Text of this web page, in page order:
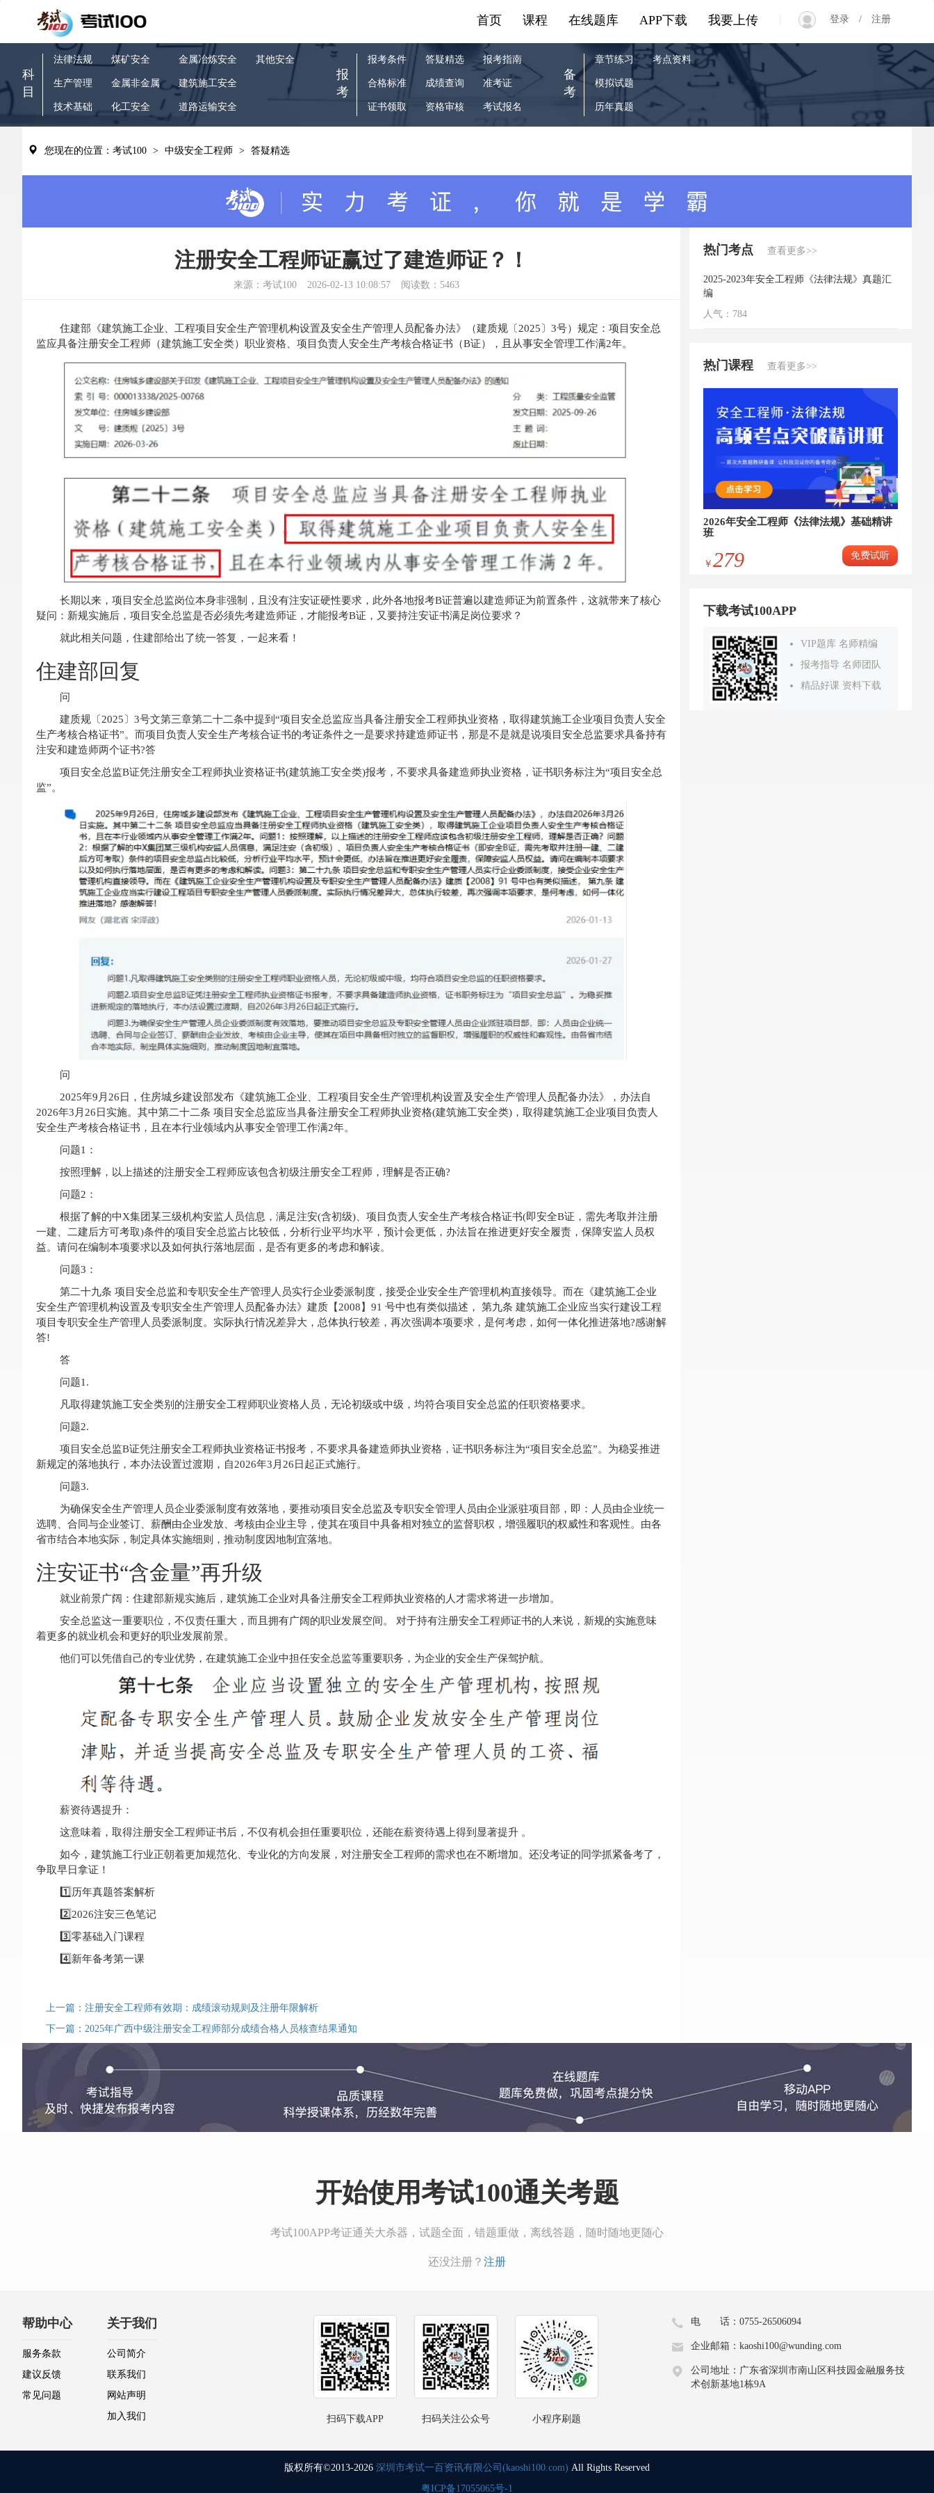
登录 / 注册
我要上传
APP下载
在线题库
课程
首页
科
目
法律法规
生产管理
技术基础
煤矿安全
金属非金属
化工安全
金属冶炼安全
建筑施工安全
道路运输安全
其他安全
报
考
报考条件
合格标准
证书领取
答疑精选
成绩查询
资格审核
报考指南
准考证
考试报名
备
考
章节练习
模拟试题
历年真题
考点资料
您现在的位置：考试100 > 中级安全工程师 > 答疑精选
注册安全工程师证赢过了建造师证？！
来源：考试100 2026-02-13 10:08:57 阅读数：5463
住建部《建筑施工企业、工程项目安全生产管理机构设置及安全生产管理人员配备办法》（建质规〔2025〕3号）规定：项目安全总
监应具备注册安全工程师（建筑施工安全类）职业资格、项目负责人安全生产考核合格证书（B证），且从事安全管理工作满2年。
长期以来，项目安全总监岗位本身非强制，且没有注安证硬性要求，此外各地报考B证普遍以建造师证为前置条件，这就带来了核心
疑问：新规实施后，项目安全总监是否必须先考建造师证，才能报考B证，又要持注安证书满足岗位要求？
就此相关问题，住建部给出了统一答复，一起来看！
住建部回复
问
建质规〔2025〕3号文第三章第二十二条中提到“项目安全总监应当具备注册安全工程师执业资格，取得建筑施工企业项目负责人安全
生产考核合格证书”。而项目负责人安全生产考核合证书的考证条件之一是要求持建造师证书，那是不是就是说项目安全总监要求具备持有
注安和建造师两个证书?答
项目安全总监B证凭注册安全工程师执业资格证书(建筑施工安全类)报考，不要求具备建造师执业资格，证书职务标注为“项目安全总
监”。
问
2025年9月26日，住房城乡建设部发布《建筑施工企业、工程项目安全生产管理机构设置及安全生产管理人员配备办法》，办法自
2026年3月26日实施。其中第二十二条 项目安全总监应当具备注册安全工程师执业资格(建筑施工安全类)，取得建筑施工企业项目负责人
安全生产考核合格证书，且在本行业领域内从事安全管理工作满2年。
问题1：
按照理解，以上描述的注册安全工程师应该包含初级注册安全工程师，理解是否正确?
问题2：
根据了解的中X集团某三级机构安监人员信息，满足注安(含初级)、项目负责人安全生产考核合格证书(即安全B证，需先考取并注册
一建、二建后方可考取)条件的项目安全总监占比较低，分析行业平均水平，预计会更低，办法旨在推进更好安全履责，保障安监人员权
益。请问在编制本项要求以及如何执行落地层面，是否有更多的考虑和解读。
问题3：
第二十九条 项目安全总监和专职安全生产管理人员实行企业委派制度，接受企业安全生产管理机构直接领导。而在《建筑施工企业
安全生产管理机构设置及专职安全生产管理人员配备办法》建质【2008】91 号中也有类似描述， 第九条 建筑施工企业应当实行建设工程
项目专职安全生产管理人员委派制度。实际执行情况差异大，总体执行较差，再次强调本项要求，是何考虑，如何一体化推进落地?感谢解
答!
答
问题1.
凡取得建筑施工安全类别的注册安全工程师职业资格人员，无论初级或中级，均符合项目安全总监的任职资格要求。
问题2.
项目安全总监B证凭注册安全工程师执业资格证书报考，不要求具备建造师执业资格，证书职务标注为“项目安全总监”。为稳妥推进
新规定的落地执行，本办法设置过渡期，自2026年3月26日起正式施行。
问题3.
为确保安全生产管理人员企业委派制度有效落地，要推动项目安全总监及专职安全管理人员由企业派驻项目部，即：人员由企业统一
选聘、合同与企业签订、薪酬由企业发放、考核由企业主导，使其在项目中具备相对独立的监督职权，增强履职的权威性和客观性。由各
省市结合本地实际，制定具体实施细则，推动制度因地制宜落地。
注安证书“含金量”再升级
就业前景广阔：住建部新规实施后，建筑施工企业对具备注册安全工程师执业资格的人才需求将进一步增加。
安全总监这一重要职位，不仅责任重大，而且拥有广阔的职业发展空间。 对于持有注册安全工程师证书的人来说，新规的实施意味
着更多的就业机会和更好的职业发展前景。
他们可以凭借自己的专业优势，在建筑施工企业中担任安全总监等重要职务，为企业的安全生产保驾护航。
薪资待遇提升：
这意味着，取得注册安全工程师证书后，不仅有机会担任重要职位，还能在薪资待遇上得到显著提升 。
如今，建筑施工行业正朝着更加规范化、专业化的方向发展，对注册安全工程师的需求也在不断增加。还没考证的同学抓紧备考了，
争取早日拿证！
1️⃣历年真题答案解析
2️⃣2026注安三色笔记
3️⃣零基础入门课程
4️⃣新年备考第一课
上一篇：注册安全工程师有效期：成绩滚动规则及注册年限解析
下一篇：2025年广西中级注册安全工程师部分成绩合格人员核查结果通知
热门考点 查看更多>>
2025-2023年安全工程师《法律法规》真题汇
编
人气：784
热门课程 查看更多>>
2026年安全工程师《法律法规》基础精讲
班
￥ 279 免费试听
下载考试100APP
VIP题库 名师精编
报考指导 名师团队
精品好课 资料下载
开始使用考试100通关考题
考试100APP考证通关大杀器，试题全面，错题重做，离线答题，随时随地更随心
还没注册？ 注册
帮助中心
服务条款
建议反馈
常见问题
关于我们
公司简介
联系我们
网站声明
加入我们
扫码下载APP 扫码关注公众号 小程序刷题
电 话：0755-26506094
企业邮箱：kaoshi100@wunding.com
公司地址：广东省深圳市南山区科技园金融服务技
术创新基地1栋9A
版权所有©2013-2026 深圳市考试一百资讯有限公司(kaoshi100.com) All Rights Reserved
粤ICP备17055065号-1